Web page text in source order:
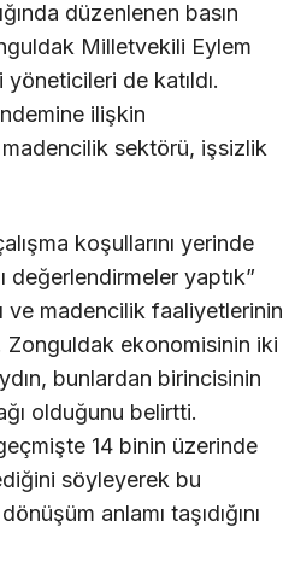
düzenlenen basın
Milletvekili Eylem
de katıldı.
ilişkin
sektörü, işsizlik
koşullarını yerinde
yaptık”
ve madencilik faaliyetlerinin
Zonguldak ekonomisinin iki
bunlardan birincisinin
olduğunu belirtti.
14 binin üzerinde
söyleyerek bu
anlamı taşıdığını